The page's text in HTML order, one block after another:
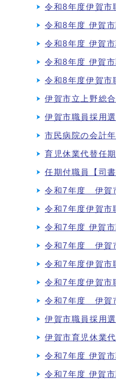
令和8年度伊賀市
令和8年度 伊賀
令和8年度 伊賀
令和8年度 伊賀
令和8年度伊賀市
伊賀市立上野総
伊賀市職員採用
市民病院の会計
育児休業代替任
任期付職員【司
令和7年度 伊賀
令和7年度伊賀市
令和7年度 伊賀
令和7年度 伊賀
令和7年度伊賀市
令和7年度伊賀市
令和7年度 伊賀
伊賀市職員採用
伊賀市育児休業
令和7年度 伊賀
令和7年度 伊賀